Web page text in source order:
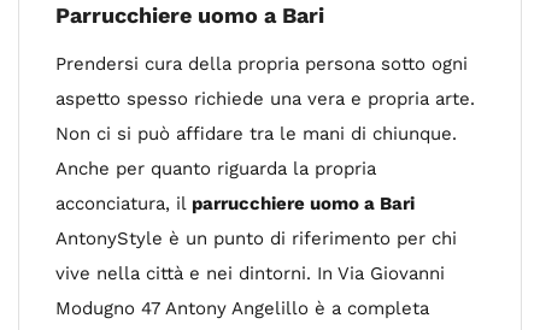
Parrucchiere uomo a Bari
Prendersi cura della propria persona sotto ogni
aspetto spesso richiede una vera e propria arte.
Non ci si può affidare tra le mani di chiunque.
Anche per quanto riguarda la propria
acconciatura, il parrucchiere uomo a Bari
AntonyStyle è un punto di riferimento per chi
vive nella città e nei dintorni. In Via Giovanni
Modugno 47 Antony Angelillo è a completa